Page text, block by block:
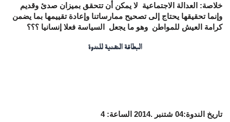
خلاصة: العدالة الاجتماعية لا يمكن أن تتحقق بميزان صدئ وقديم
وإنما تحقيقها يحتاج إلى تصحيح ممارساتنا وإعادة تقييمها بما يضمن
كرامة العيش للمواطن وهو ما يجعل السياسة فعلا إنسانيا ؟؟؟
البطاقة التقنية للندوة
تاريخ الندوة:04 شتنبر .2014 الساعة: 4